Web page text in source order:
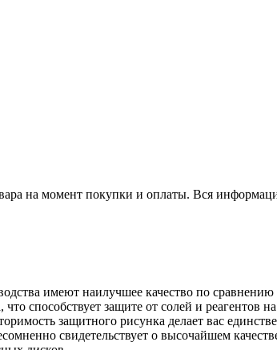
на момент покупки и оплаты. Вся
имеют наилучшее качество по
способствует защите от солей и реагентов
защитного рисунка делает вас
свидетельствует о высочайшем